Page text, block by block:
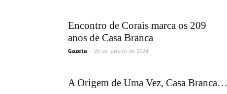
Encontro de Corais marca os 209
anos de Casa Branca
Gazeta - 26 de janeiro de 2024
A Origem de Uma Vez, Casa Branca…